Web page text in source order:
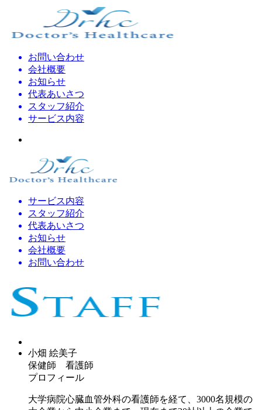
お問い合わせ
会社概要
お知らせ
代表あいさつ
スタッフ紹介
サービス内容
サービス内容
スタッフ紹介
代表あいさつ
お知らせ
会社概要
お問い合わせ
小畑 絵美子
保健師 看護師
プロフィール
大学病院心臓血管外科の看護師を経て、3000名規模の